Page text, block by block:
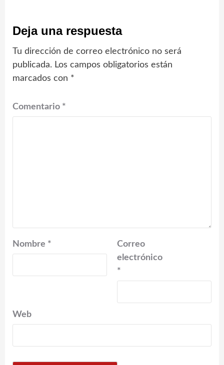
Deja una respuesta
Tu dirección de correo electrónico no será
publicada. Los campos obligatorios están
marcados con *
Comentario *
Nombre *
Correo
electrónico
*
Web